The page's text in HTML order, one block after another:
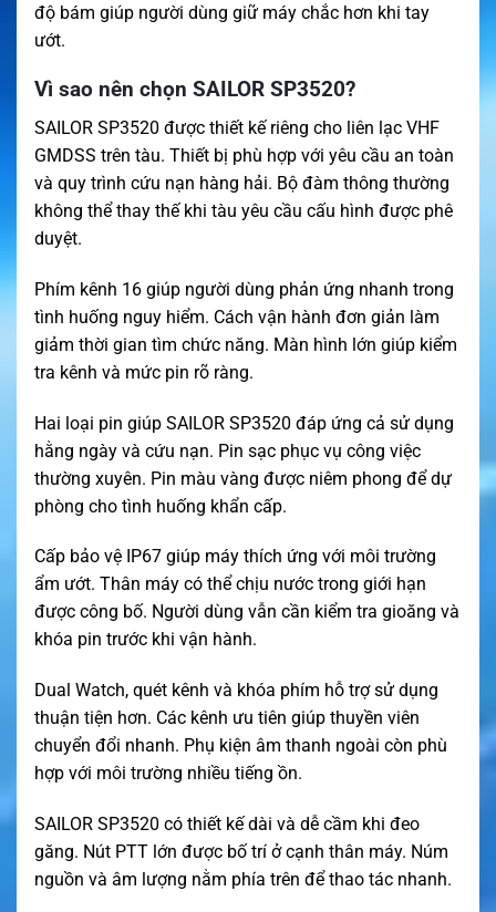
độ bám giúp người dùng giữ máy chắc hơn khi tay
ướt.
Vì sao nên chọn SAILOR SP3520?
SAILOR SP3520 được thiết kế riêng cho liên lạc VHF
GMDSS trên tàu. Thiết bị phù hợp với yêu cầu an toàn
và quy trình cứu nạn hàng hải. Bộ đàm thông thường
không thể thay thế khi tàu yêu cầu cấu hình được phê
duyệt.
Phím kênh 16 giúp người dùng phản ứng nhanh trong
tình huống nguy hiểm. Cách vận hành đơn giản làm
giảm thời gian tìm chức năng. Màn hình lớn giúp kiểm
tra kênh và mức pin rõ ràng.
Hai loại pin giúp SAILOR SP3520 đáp ứng cả sử dụng
hằng ngày và cứu nạn. Pin sạc phục vụ công việc
thường xuyên. Pin màu vàng được niêm phong để dự
phòng cho tình huống khẩn cấp.
Cấp bảo vệ IP67 giúp máy thích ứng với môi trường
ẩm ướt. Thân máy có thể chịu nước trong giới hạn
được công bố. Người dùng vẫn cần kiểm tra gioăng và
khóa pin trước khi vận hành.
Dual Watch, quét kênh và khóa phím hỗ trợ sử dụng
thuận tiện hơn. Các kênh ưu tiên giúp thuyền viên
chuyển đổi nhanh. Phụ kiện âm thanh ngoài còn phù
hợp với môi trường nhiều tiếng ồn.
SAILOR SP3520 có thiết kế dài và dễ cầm khi đeo
găng. Nút PTT lớn được bố trí ở cạnh thân máy. Núm
nguồn và âm lượng nằm phía trên để thao tác nhanh.